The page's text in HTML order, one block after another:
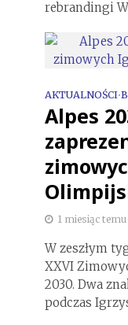
rebrandingi
AKTUALNOŚCI•
Alpes
1 miesiąc temu
W zeszłym
XXVI
2030. Dwa
podczas